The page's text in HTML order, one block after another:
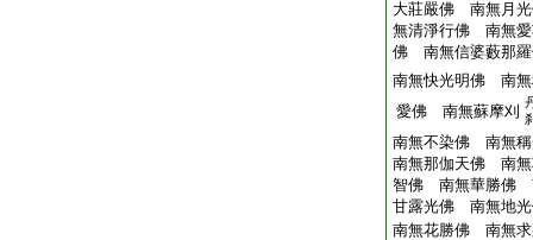
大莊嚴佛 南無月
無清淨行佛 南無
佛 南無信婆藪那
南無快光明佛 南無
愛佛 南無蘇摩刈
南無不染佛 南無
南無那伽天佛 南
智佛 南無華勝佛
甘露光佛 南無地
南無花勝佛 南無求